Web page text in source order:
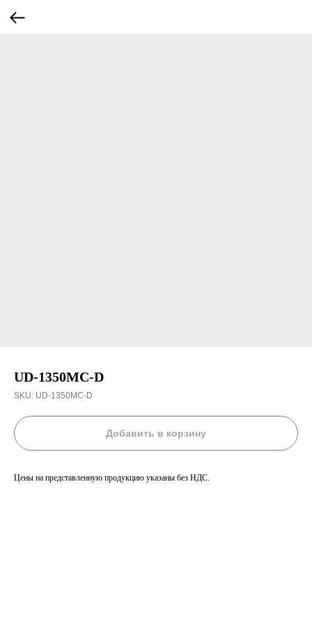
UD-1350MC-D
SKU: UD-1350MC-D
Добавить в корзину
Цены на представленную продукцию указаны без НДС.